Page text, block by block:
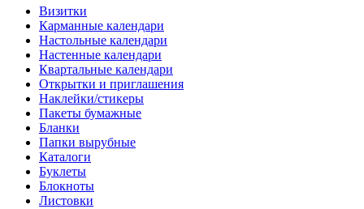
Визитки
Карманные календари
Настольные календари
Настенные календари
Квартальные календари
Открытки и приглашения
Наклейки/стикеры
Пакеты бумажные
Бланки
Папки вырубные
Каталоги
Буклеты
Блокноты
Листовки